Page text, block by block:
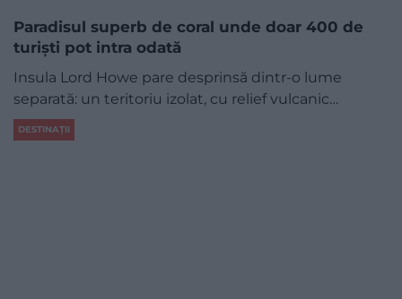
Paradisul superb de coral unde doar 400 de
turiști pot intra odată
Insula Lord Howe pare desprinsă dintr-o lume
separată: un teritoriu izolat, cu relief vulcanic…
DESTINAȚII